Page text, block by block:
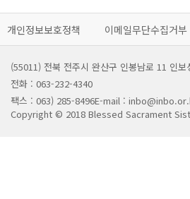
개인정보보호정책 이메일무단수집거부
(55011) 전북 전주시 완산구 인봉남로 11 인보
전화 : 063-232-4340
팩스 : 063) 285-8496E-mail :
Copyright © 2018 Blessed Sacrament